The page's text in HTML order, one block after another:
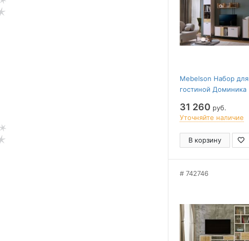
Mebelson Набор для
гостиной Доминика
31 260 руб.
Уточняйте наличие
В корзину
742746